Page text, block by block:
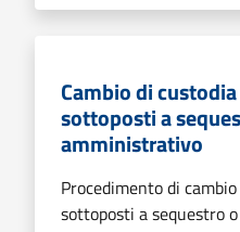
Cambio di
sottoposti a
amministrativo
Procedimento di
sottoposti a sequestro